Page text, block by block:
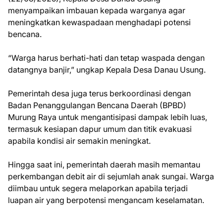
menyampaikan imbauan kepada warganya agar
meningkatkan kewaspadaan menghadapi potensi
bencana.
“Warga harus berhati-hati dan tetap waspada dengan
datangnya banjir,” ungkap Kepala Desa Danau Usung.
Pemerintah desa juga terus berkoordinasi dengan
Badan Penanggulangan Bencana Daerah (BPBD)
Murung Raya untuk mengantisipasi dampak lebih luas,
termasuk kesiapan dapur umum dan titik evakuasi
apabila kondisi air semakin meningkat.
Hingga saat ini, pemerintah daerah masih memantau
perkembangan debit air di sejumlah anak sungai. Warga
diimbau untuk segera melaporkan apabila terjadi
luapan air yang berpotensi mengancam keselamatan.